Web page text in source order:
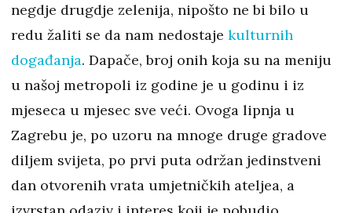
negdje drugdje zelenija, nipošto ne bi bilo u
redu žaliti se da nam nedostaje kulturnih
događanja. Dapače, broj onih koja su na meniju
u našoj metropoli iz godine je u godinu i iz
mjeseca u mjesec sve veći. Ovoga lipnja u
Zagrebu je, po uzoru na mnoge druge gradove
diljem svijeta, po prvi puta održan jedinstveni
dan otvorenih vrata umjetničkih ateljea, a